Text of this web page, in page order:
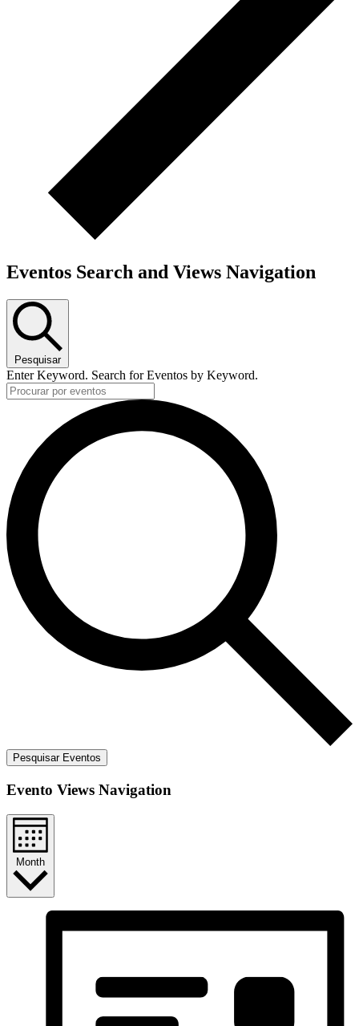
Eventos Search and Views Navigation
Pesquisar
Enter Keyword. Search for Eventos by Keyword.
Pesquisar Eventos
Evento Views Navigation
Month